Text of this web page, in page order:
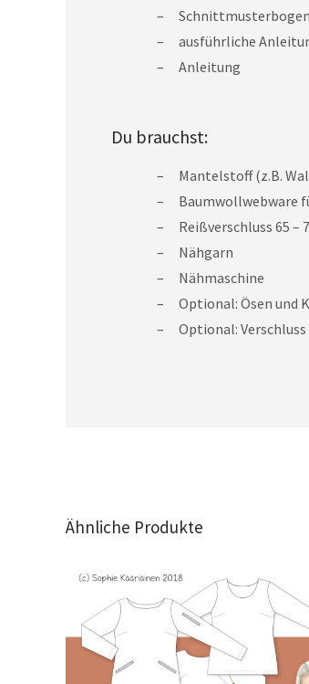
Schnittmusterbogen
ausführliche
Anleitung
Du brauchst:
Mantelstoff (z.B.
Baumwollwebware
Reißverschluss 65 –
Nähgarn
Nähmaschine
Optional: Ösen und
Optional: Verschluss
Ähnliche Produkte